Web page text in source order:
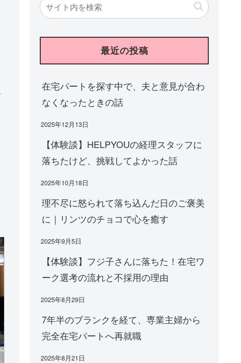
最近の投稿
在宅パートを探す中で、夫と意見が合わ
なくなったときの話
2025年12月13日
【体験談】HELPYOUの経理スタッフに
落ちたけど、挑戦してよかった話
2025年10月18日
理不尽に怒られて落ち込んだ日のご褒美
に｜リンツのチョコで心を癒す
2025年9月5日
【体験談】フジ子さんに落ちた！在宅ワ
ーク選考の流れと不採用の理由
2025年8月29日
7年半のブランクを経て、専業主婦から
完全在宅パートへ再就職
2025年8月21日